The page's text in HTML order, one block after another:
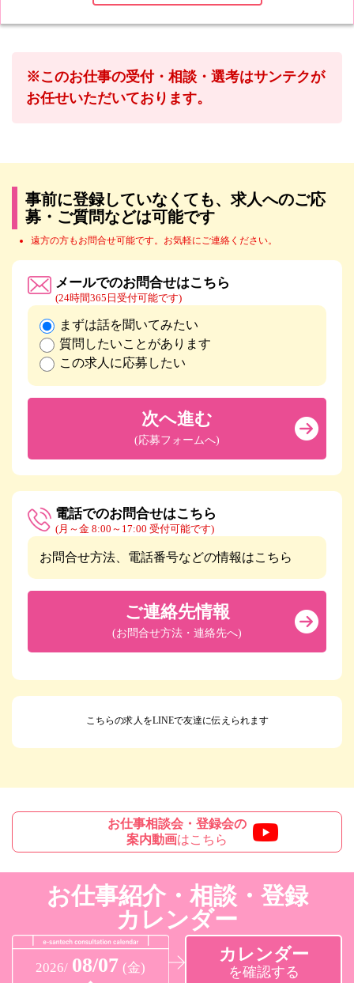
※このお仕事の受付・相談・選考はサンテクが
お任せいただいております。
事前に登録していなくても、求人へのご応
募・ご質問などは可能です
遠方の方もお問合せ可能です。お気軽にご連絡ください。
メールでのお問合せはこちら
(24時間365日受付可能です)
まずは話を聞いてみたい
質問したいことがあります
この求人に応募したい
次へ進む
(応募フォームへ)
電話でのお問合せはこちら
(月～金 8:00～17:00 受付可能です)
お問合せ方法、電話番号などの情報はこちら
ご連絡先情報
(お問合せ方法・連絡先へ)
こちらの求人をLINEで友達に伝えられます
お仕事相談会・登録会の
案内動画はこちら
お仕事紹介・相談・登録
カレンダー
2026/ 08/07 (金)
カレンダー
を確認する